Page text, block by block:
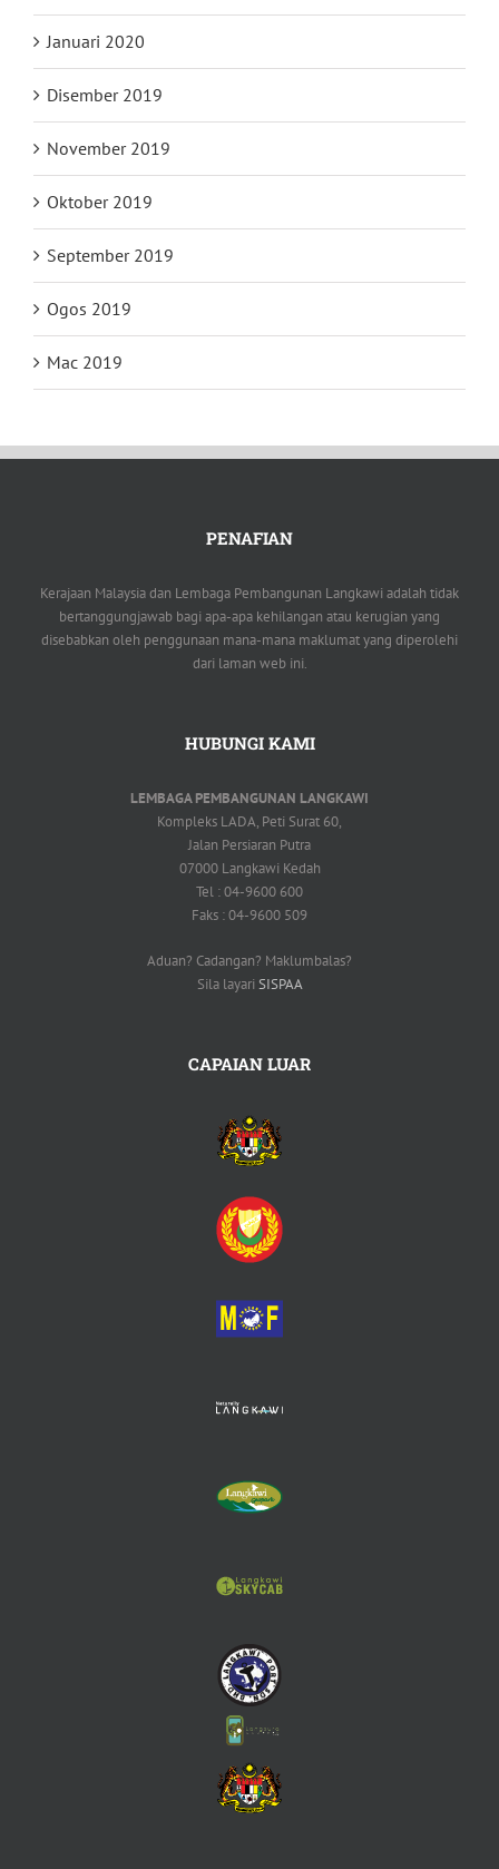
Januari 2020
Disember 2019
November 2019
Oktober 2019
September 2019
Ogos 2019
Mac 2019
PENAFIAN
Kerajaan Malaysia dan Lembaga Pembangunan Langkawi adalah tidak
bertanggungjawab bagi apa-apa kehilangan atau kerugian yang
disebabkan oleh penggunaan mana-mana maklumat yang diperolehi
dari laman web ini.
HUBUNGI KAMI
LEMBAGA PEMBANGUNAN LANGKAWI
Kompleks LADA, Peti Surat 60,
Jalan Persiaran Putra
07000 Langkawi Kedah
Tel : 04-9600 600
Faks : 04-9600 509
Aduan? Cadangan? Maklumbalas?
Sila layari SISPAA
CAPAIAN LUAR